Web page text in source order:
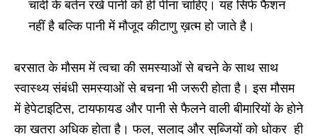
चांदी के बर्तन रखे पानी को ही पीना चाहिए। यह सिर्फ फैशन
नहीं है बल्कि पानी में मौजूद कीटाणु ख़त्म हो जाते है।
बरसात के मौसम में त्वचा की समस्याओं से बचने के साथ साथ
स्वास्‍थ्‍य संबंधी समस्याओं से बचना भी जरूरी होता है। इस मौसम
में हेपेटाइटिस, टायफायड और पानी से फैलने वाली बीमारियों के होने
का खतरा अधिक होता है। फल, सलाद और सब्जि़यों को धोकर ही